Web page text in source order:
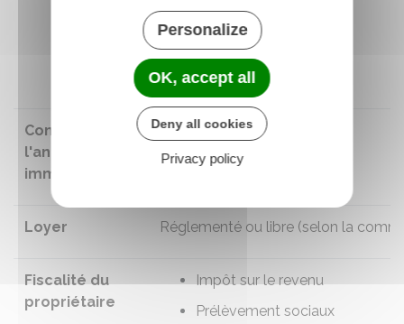
Contenu de
l'annonce
immobilière
Réglementé
Loyer Réglementé ou libre (selon la
Fiscalité du
propriétaire
Impôt sur le revenu
Prélèvement sociaux
Personalize
OK, accept all
Deny all cookies
Privacy policy